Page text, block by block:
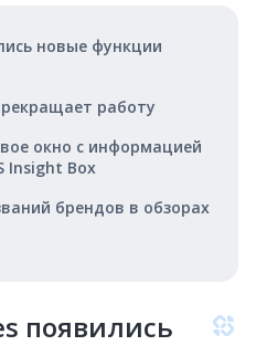
новые функции
работу
окно с информацией
Insight Box
брендов в обзорах
появились